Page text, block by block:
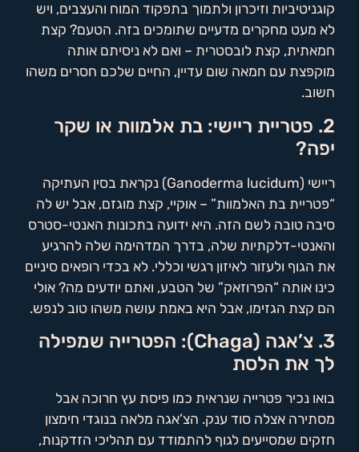
קוגניטיביות וזיכרון ולתמוך בתפקוד המוח והעצבים, ויש
לא מעט מחקרים מדעיים שתומכים בזה. הטעם? קצת
חמאתית, קצת לובסטרית – ואם לא ניסיתם אותה
מוקפצת עם חמאה שום עדיין, החיים שלכם חסרים משהו
חשוב.
2. פטריית ריישי: בת אלמוות או שקר
יפה?
ריישי (Ganoderma lucidum) נקראת בסין העתיקה
“פטריית בת האלמוות” – אוקיי, קצת מוגזם, אבל יש לה
סיבה טובה לשם הזה. היא ידועה בתכונות האנטי-סטרס
והאנטי-דלקתיות שלה, בדרך המדהימה שלה להרגיע
את הגוף ולעזור לאיזון רגשי וכללי. לא בכדי רופאים סיניים
כינו אותה “הפרוזאק” של הטבע, ואתם יודעים מה? אולי
הם קצת הגזימו, אבל היא באמת עושה משהו טוב לנפש.
3. צ’אגה (Chaga): הפטרייה שמפילה
לך את הלסת
בואו נכיר פטרייה שנראית כמו פיסת עץ חרוכה אבל
מסתירה אצלה סוד ענק. הצ’אגה מלאה בנוגדי חימצון
חזקים שמסייעים לגוף להתמודד עם תהליכי הזדקנות,